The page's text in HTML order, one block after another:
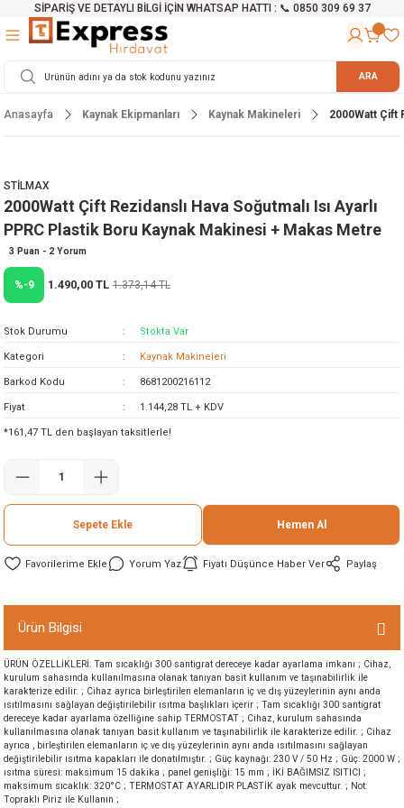
SİPARİŞ VE DETAYLI BİLGİ İÇİN WHATSAP HATTI : 📞 0850 309 69 37
Geri Dön
Geri Dön
Testereler
Makinesi
Testereler
Geri Dön
Cihazları
Geri Dön
Geri Dön
Geri Dön
Geri Dön
Mikser
Geri Dön
Geri Dön
Geri Dön
Geri Dön
ve Arabalar
Geri Dön
Malzemeleri ARA
Anasayfa Kaynak Ekipmanları Kaynak Makineleri 2000Watt Çift
STİLMAX
2000Watt Çift Rezidanslı Hava Soğutmalı Isı Ayarlı
PPRC Plastik Boru Kaynak Makinesi + Makas Metre
3 Puan - 2 Yorum
%-9 1.490,00 TL 1.373,14 TL
Stok Durumu Stokta Var
Kategori Kaynak Makineleri
Barkod Kodu 8681200216112
Fiyat 1.144,28 TL + KDV
*161,47 TL den başlayan taksitlerle!
Sepete Ekle Hemen Al
Yorum Yaz Fiyatı Düşünce Haber Ver Paylaş
Ürün Bilgisi
ÜRÜN ÖZELLİKLERİ: Tam sıcaklığı 300 santigrat dereceye kadar ayarlama imkanı ; Cihaz,
kurulum sahasında kullanılmasına olanak tanıyan basit kullanım ve taşınabilirlik ile
karakterize edilir. ; Cihaz ayrıca birleştirilen elemanların iç ve dış yüzeylerinin aynı anda
ısıtılmasını sağlayan değiştirilebilir ısıtma başlıkları içerir ; Tam sıcaklığı 300 santigrat
dereceye kadar ayarlama özelliğine sahip TERMOSTAT ; Cihaz, kurulum sahasında
kullanılmasına olanak tanıyan basit kullanım ve taşınabilirlik ile karakterize edilir. ; Cihaz
ayrıca , birleştirilen elemanların iç ve dış yüzeylerinin aynı anda ısıtılmasını sağlayan
değiştirilebilir ısıtma kapakları ile donatılmıştır. ; Güç kaynağı: 230 V / 50 Hz ; Güç: 2000 W ;
ısıtma süresi: maksimum 15 dakika ; panel genişliği: 15 mm ; İKİ BAĞIMSIZ ISITICI ;
maksimum sıcaklık: 320°C ; TERMOSTAT AYARLIDIR PLASTİK ayak mevcuttur. ; Not:
Topraklı Piriz ile Kullanın ;